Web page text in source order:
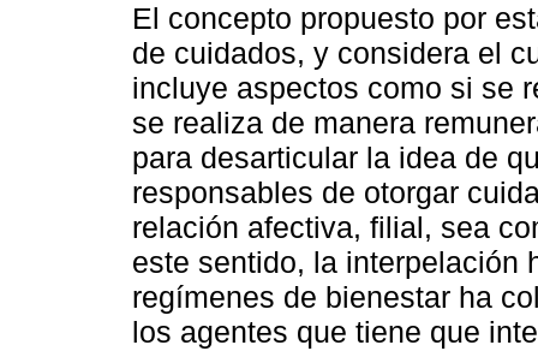
El concepto propuesto por
de cuidados, y considera el
incluye aspectos como si se
se realiza de manera
para desarticular la idea de
responsables de otorgar
relación afectiva, filial, sea
este sentido, la interpelación
regímenes de bienestar ha
los agentes que tiene que